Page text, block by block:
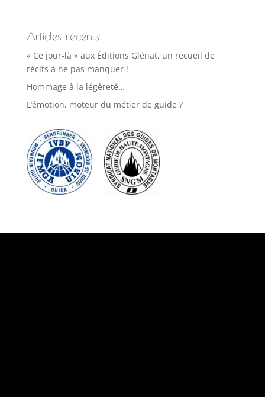
Articles récents
« Ce jour-là » aux Éditions Glénat, un recueil de
récits à ne pas manquer !
Hommage à la légèreté…
L’émotion, moteur du métier de guide ?